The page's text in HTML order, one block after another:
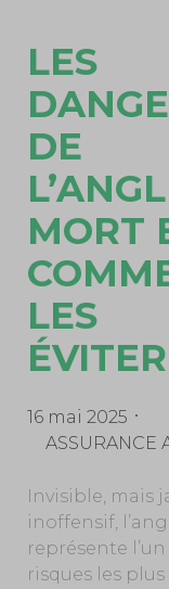
LES
DE
MORT
LES
ÉVITER
16 mai 2025
ASSURANCE
Invisible, mais
inoffensif,
représente l’un
risques les plus